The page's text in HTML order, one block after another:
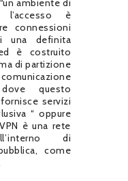
ambiente di
è
connessioni
una definita
è costruito
di partizione
questo
servizi
“ oppure
è una rete
di
come